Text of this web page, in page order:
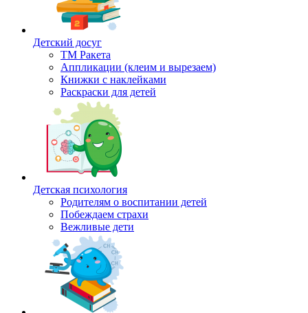
Детский досуг
ТМ Ракета
Аппликации (клеим и вырезаем)
Книжки с наклейками
Раскраски для детей
Детская психология
Родителям о воспитании детей
Побеждаем страхи
Вежливые дети